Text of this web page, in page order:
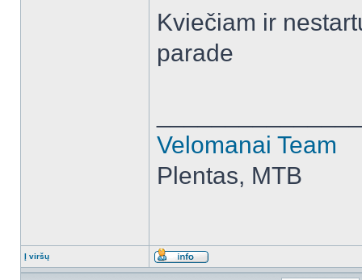
Kviečiam ir
parade
Velomanai Team
Plentas, MTB
Į viršų